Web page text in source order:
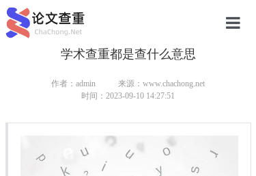
学术查重都是查什么意思
作者：admin
来源：www.chachong.net
时间：2023-09-10 14:27:51